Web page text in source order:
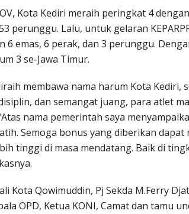
Kota Kediri meraih peringkat 4
perunggu. Lalu, untuk gelaran
6 emas, 6 perak, dan 3 perunggu.
3 se-Jawa Timur.
membawa nama harum Kota Kediri,
dan semangat juang, para atlet
nama pemerintah saya
Semoga bonus yang diberikan
tinggi di masa mendatang. Baik di
Kota Qowimuddin, Pj Sekda M.Ferry
OPD, Ketua KONI, Camat dan tamu